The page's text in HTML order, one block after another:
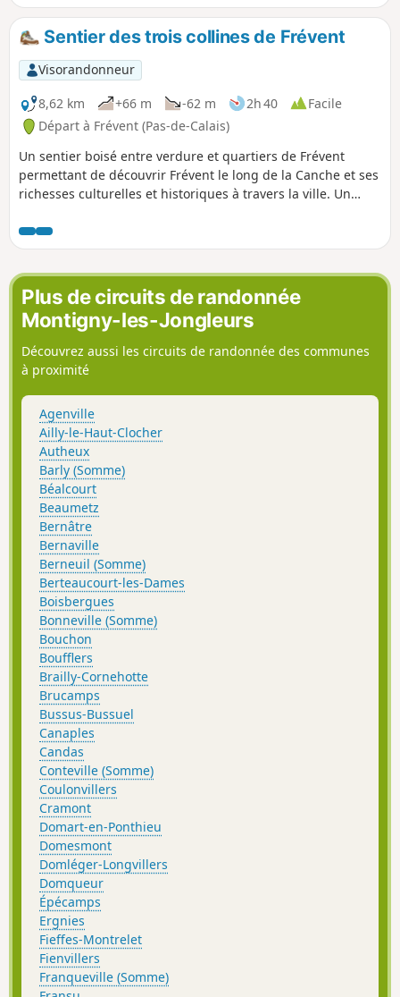
Sentier des trois collines de Frévent
Visorandonneur
8,62 km
+66 m -62 m 2h 40
Facile
Départ à Frévent (Pas-de-Calais)
Un sentier boisé entre verdure et quartiers de Frévent
permettant de découvrir Frévent le long de la Canche et ses
richesses culturelles et historiques à travers la ville. Un
Plus de circuits de randonnée
Montigny-les-Jongleurs
Découvrez aussi les circuits de randonnée des communes
à proximité
Agenville
Ailly-le-Haut-Clocher
Autheux
Barly (Somme)
Béalcourt
Beaumetz
Bernâtre
Bernaville
Berneuil (Somme)
Berteaucourt-les-Dames
Boisbergues
Bonneville (Somme)
Bouchon
Boufflers
Brailly-Cornehotte
Brucamps
Bussus-Bussuel
Canaples
Candas
Conteville (Somme)
Coulonvillers
Cramont
Domart-en-Ponthieu
Domesmont
Domléger-Longvillers
Domqueur
Épécamps
Ergnies
Fieffes-Montrelet
Fienvillers
Franqueville (Somme)